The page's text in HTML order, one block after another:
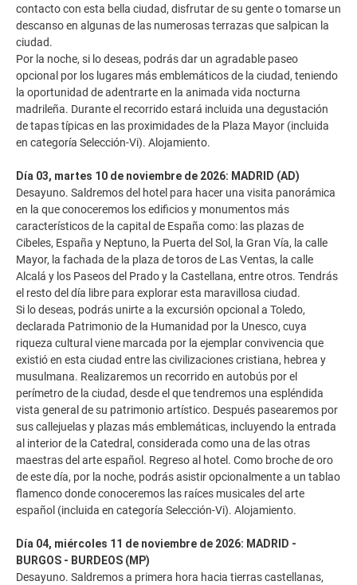
contacto con esta bella ciudad, disfrutar de su gente o tomarse un
descanso en algunas de las numerosas terrazas que salpican la
ciudad.
Por la noche, si lo deseas, podrás dar un agradable paseo
opcional por los lugares más emblemáticos de la ciudad, teniendo
la oportunidad de adentrarte en la animada vida nocturna
madrileña. Durante el recorrido estará incluida una degustación
de tapas típicas en las proximidades de la Plaza Mayor (incluida
en categoría Selección-Vi). Alojamiento.
Día 03, martes 10 de noviembre de 2026: MADRID (AD)
Desayuno. Saldremos del hotel para hacer una visita panorámica
en la que conoceremos los edificios y monumentos más
característicos de la capital de España como: las plazas de
Cibeles, España y Neptuno, la Puerta del Sol, la Gran Vía, la calle
Mayor, la fachada de la plaza de toros de Las Ventas, la calle
Alcalá y los Paseos del Prado y la Castellana, entre otros. Tendrás
el resto del día libre para explorar esta maravillosa ciudad.
Si lo deseas, podrás unirte a la excursión opcional a Toledo,
declarada Patrimonio de la Humanidad por la Unesco, cuya
riqueza cultural viene marcada por la ejemplar convivencia que
existió en esta ciudad entre las civilizaciones cristiana, hebrea y
musulmana. Realizaremos un recorrido en autobús por el
perímetro de la ciudad, desde el que tendremos una espléndida
vista general de su patrimonio artístico. Después pasearemos por
sus callejuelas y plazas más emblemáticas, incluyendo la entrada
al interior de la Catedral, considerada como una de las otras
maestras del arte español. Regreso al hotel. Como broche de oro
de este día, por la noche, podrás asistir opcionalmente a un tablao
flamenco donde conoceremos las raíces musicales del arte
español (incluida en categoría Selección-Vi). Alojamiento.
Día 04, miércoles 11 de noviembre de 2026: MADRID -
BURGOS - BURDEOS (MP)
Desayuno. Saldremos a primera hora hacia tierras castellanas,